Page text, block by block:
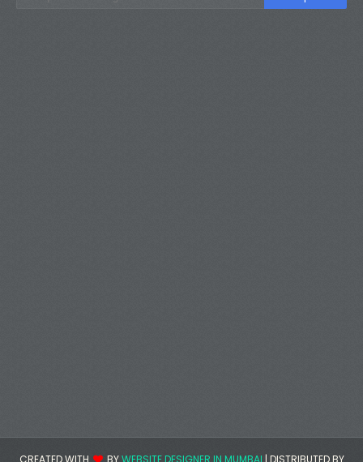
CREATED WITH BYWEBSITE DESIGNER IN MUMBAI | DISTRIBUTED BY